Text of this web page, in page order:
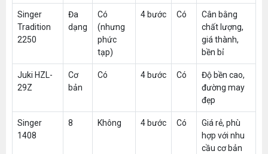
Singer
Tradition
2250
Đa
dạng
Có
(nhưng
phức
tạp)
4 bước Có
Cân bằng
chất lượng,
giá thành,
bền bỉ
Juki HZL-
29Z
Cơ
bản
Có 4 bước Có
Độ bền cao,
đường may
đẹp
Singer
1408
8 Không 4 bước Có
Giá rẻ, phù
hợp với nhu
cầu cơ bản